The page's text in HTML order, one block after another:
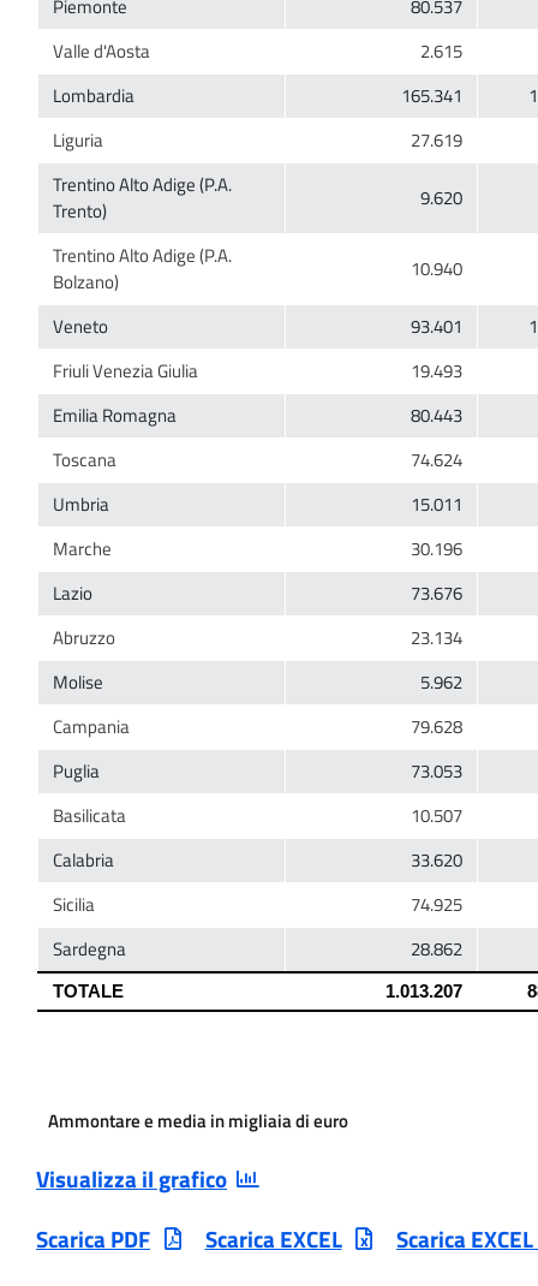
Trentino Alto Adige (P.A.
Trentino Alto Adige (P.A.
Ammontare e media in migliaia di euro